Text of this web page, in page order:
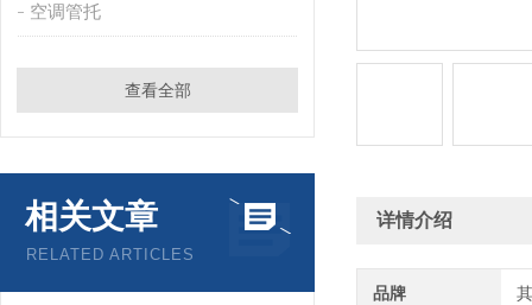
空调管托
查看全部
相关文章
RELATED ARTICLES
详情介绍
品牌